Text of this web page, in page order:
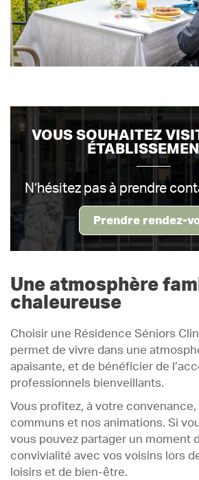
VOUS SOUHAITEZ
N’hésitez pas à prendre
Prendre rendez-
Une atmosphère
chaleureuse
Choisir une Résidence Séniors
permet de vivre dans une
apaisante, et de bénéficier de
professionnels bienveillants.
Vous profitez, à votre
communs et nos animations. Si
vous pouvez partager un moment
convivialité avec vos voisins lors
loisirs et de bien-être.